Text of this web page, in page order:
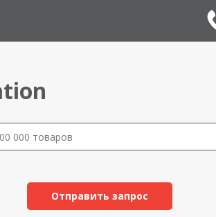
Отправить запрос